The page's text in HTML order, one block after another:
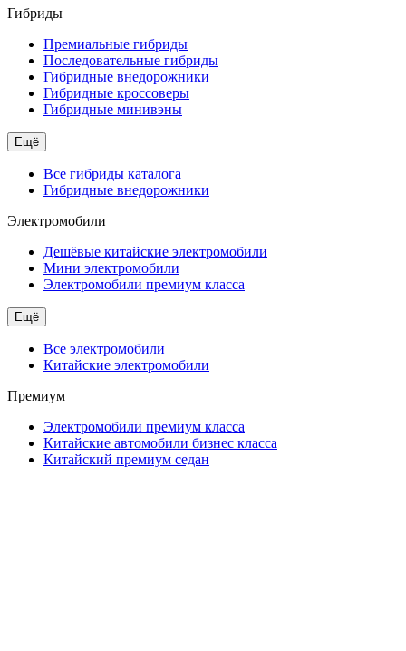
Гибриды
Премиальные гибриды
Последовательные гибриды
Гибридные внедорожники
Гибридные кроссоверы
Гибридные минивэны
Ещё
Все гибриды каталога
Гибридные внедорожники
Электромобили
Дешёвые китайские электромобили
Мини электромобили
Электромобили премиум класса
Ещё
Все электромобили
Китайские электромобили
Премиум
Электромобили премиум класса
Китайские автомобили бизнес класса
Китайский премиум седан